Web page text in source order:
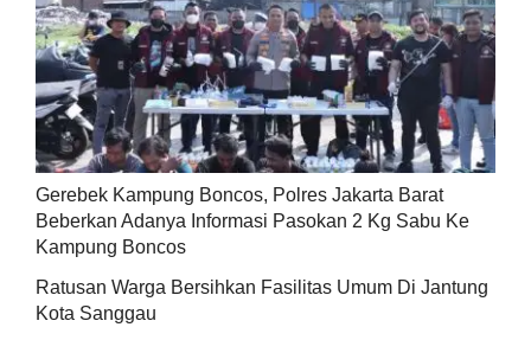
Gerebek Kampung Boncos, Polres Jakarta Barat
Beberkan Adanya Informasi Pasokan 2 Kg Sabu Ke
Kampung Boncos
Ratusan Warga Bersihkan Fasilitas Umum Di Jantung
Kota Sanggau